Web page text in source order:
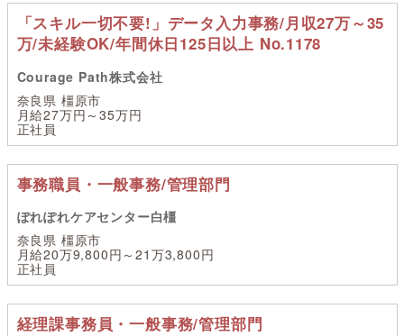
「スキル一切不要!」データ入力事務/月収27万～35
万/未経験OK/年間休日125日以上 No.1178
Courage Path株式会社
奈良県 橿原市
月給27万円～35万円
正社員
事務職員・一般事務/管理部門
ぽれぽれケアセンター白橿
奈良県 橿原市
月給20万9,800円～21万3,800円
正社員
経理課事務員・一般事務/管理部門